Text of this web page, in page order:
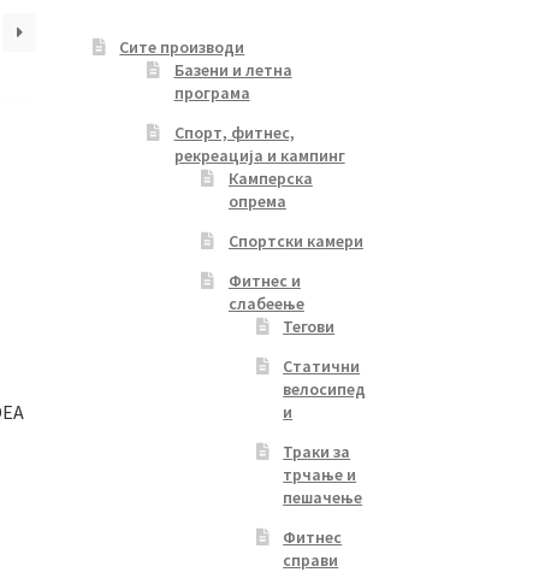
Сите производи
Базени и летна
програма
Спорт, фитнес,
рекреација и кампинг
Камперска
опрема
Спортски камери
Фитнес и
слабеење
Тегови
Статични
велосипед
и
Траки за
трчање и
пешачење
Фитнес
справи